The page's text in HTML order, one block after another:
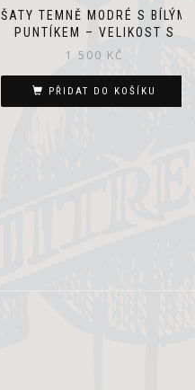
ŠATY TEMNĚ MODRÉ S BÍLÝM
PUNTÍKEM – VELIKOST S
1 500 KČ
PŘIDAT DO KOŠÍKU